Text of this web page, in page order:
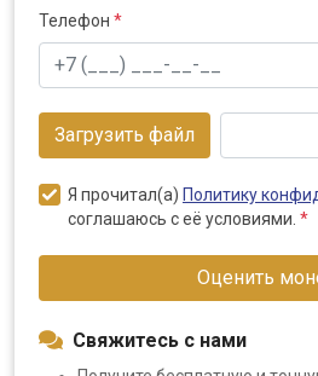
Телефон *
Загрузить файл
Я прочитал(а) Политику
соглашаюсь с её условиями. *
Оценить
Свяжитесь с нами